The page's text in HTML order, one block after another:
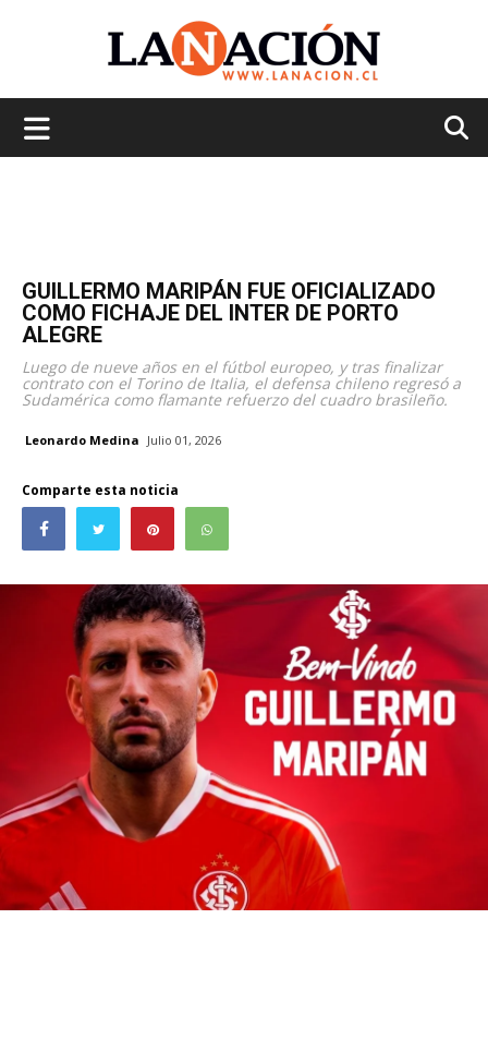
GUILLERMO MARIPÁN FUE OFICIALIZADO
COMO FICHAJE DEL INTER DE PORTO
ALEGRE
Luego de nueve años en el fútbol europeo, y tras finalizar
contrato con el Torino de Italia, el defensa chileno regresó a
Sudamérica como flamante refuerzo del cuadro brasileño.
Leonardo Medina Julio 01, 2026
Comparte esta noticia